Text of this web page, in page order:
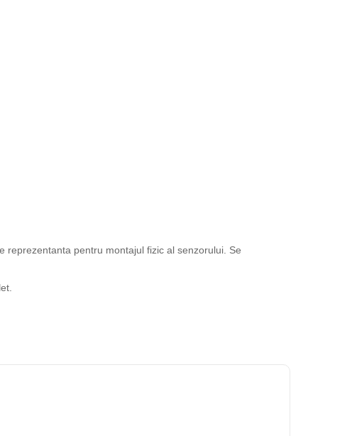
reprezentanta pentru montajul fizic al senzorului. Se